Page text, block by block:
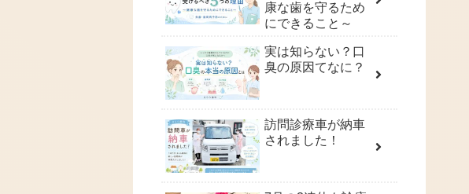
康な歯を守るため
にできること～
実は知らない？口
臭の原因てなに？
訪問診療車が納車
されました！